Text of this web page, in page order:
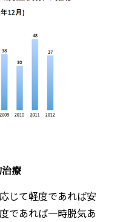
療
じて軽度であれば安
であれば一時脱気あ